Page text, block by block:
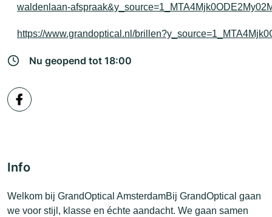
waldenlaan-
https://www.grandoptical.nl/
Nu geopend tot 18:00
Info
Welkom bij GrandOptical AmsterdamBij GrandOptical gaan
we voor stijl, klasse en échte aandacht. We gaan samen